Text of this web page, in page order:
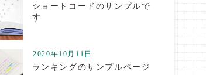
ショートコードのサンプルで
す
2020年10月11日
ランキングのサンプルページ